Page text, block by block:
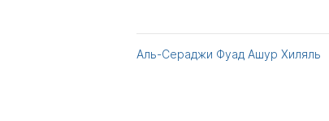
Аль-Сераджи Фуад Ашур Хиляль